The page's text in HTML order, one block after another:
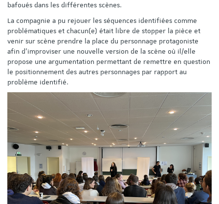
bafoués dans les différentes scènes.
La compagnie a pu rejouer les séquences identifiées comme
problématiques et chacun(e) était libre de stopper la pièce et
venir sur scène prendre la place du personnage protagoniste
afin d’improviser une nouvelle version de la scène où il/elle
propose une argumentation permettant de remettre en question
le positionnement des autres personnages par rapport au
problème identifié.